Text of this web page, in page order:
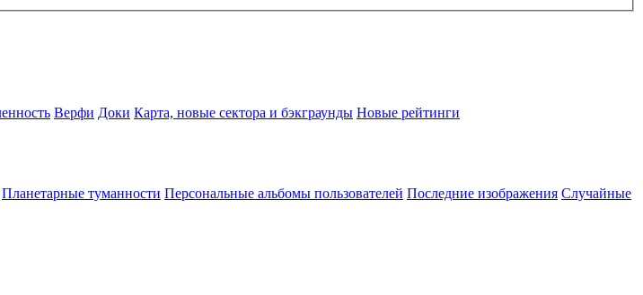
Верфи Доки Карта, новые сектора и бэкграунды Новые рейтинги
Планетарные туманности Персональные альбомы пользователей Последние изображения Случайные